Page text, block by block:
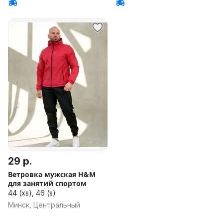
29 р.
Ветровка мужская H&M
для занятий спортом
44 (xs), 46 (s)
Минск, Центральный